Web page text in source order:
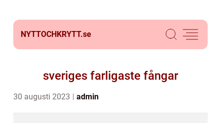
NYTTOCHKRYTT.se
sveriges farligaste fångar
30 augusti 2023 admin